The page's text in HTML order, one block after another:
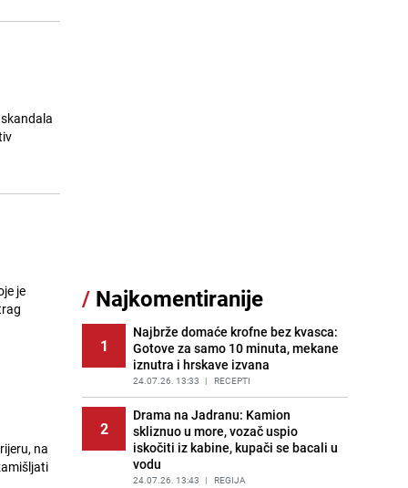
je
na
Novog
BOSNA I HERCEGOVINA
12
Kao iz slastičarne: Rolada od
čokolade i kokosa bez pečenja,
jednostavan desert bez imalo muke
PRIJE 2 DANA | RECEPTI
13
Tajna savršenog makedonskog
ajvara: Stari recept za kremast i
bogat okus
PRIJE 2 DANA | RECEPTI
/ Najkomentiranije
1
Najbrže domaće krofne bez kvasca:
Gotove za samo 10 minuta, mekane
iznutra i hrskave izvana
24.07.26. 13:33 | RECEPTI
2
Drama na Jadranu: Kamion
skliznuo u more, vozač uspio
iskočiti iz kabine, kupači se bacali u
vodu
24.07.26. 13:43 | REGIJA